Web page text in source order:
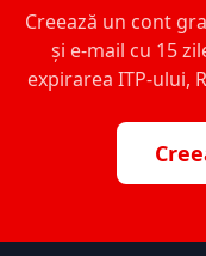
Creează un cont
și e-mail cu 15
expirarea ITP-ului,